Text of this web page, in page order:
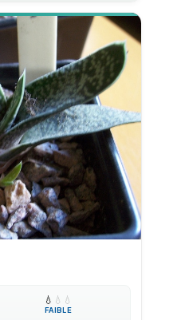
💧 💧 💧
FAIBLE